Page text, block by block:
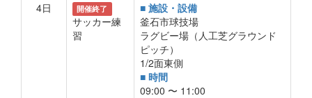
4日
開催終了
サッカー練
習
■ 施設・設備
釜石市球技場
ラグビー場（人工芝グラウンド
ピッチ）
1/2面東側
■ 時間
09:00 〜 11:00